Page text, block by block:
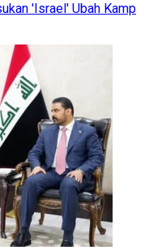
'Israel' Ubah Kamp